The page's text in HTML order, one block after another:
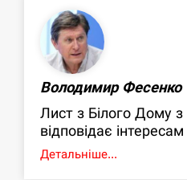
Володимир Фесенко
Лист з Білого Дому
відповідає
Детальніше...